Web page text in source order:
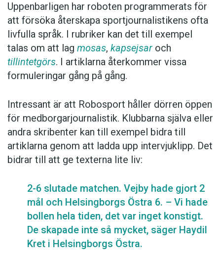
Uppenbarligen har roboten programmerats för
att försöka återskapa sportjournalistikens ofta
livfulla språk. I rubriker kan det till exempel
talas om att lag mosas, kapsejsar och
tillintetgörs. I artiklarna återkommer vissa
formuleringar gång på gång.
Intressant är att Robosport håller dörren öppen
för medborgarjournalistik. Klubbarna själva eller
andra skribenter kan till exempel bidra till
artiklarna genom att ladda upp intervjuklipp. Det
bidrar till att ge texterna lite liv:
2-6 slutade matchen. Vejby hade gjort 2
mål och Helsingborgs Östra 6. – Vi hade
bollen hela tiden, det var inget konstigt.
De skapade inte så mycket, säger Haydil
Kret i Helsingborgs Östra.